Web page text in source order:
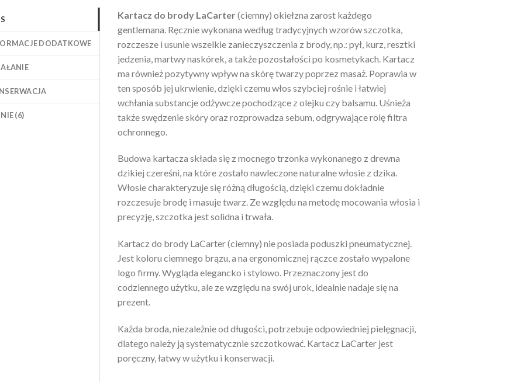
DODATKOWE
(6)
Kartacz do brody LaCarter(ciemny) okiełzna zarost każdego
gentlemana. Ręcznie wykonana według tradycyjnych wzorów szczotka,
rozczesze i usunie wszelkie zanieczyszczenia z brody, np.: pył, kurz, resztki
jedzenia, martwy naskórek, a także pozostałości po kosmetykach. Kartacz
ma również pozytywny wpływ na skórę twarzy poprzez masaż. Poprawia w
ten sposób jej ukrwienie, dzięki czemu włos szybciej rośnie i łatwiej
wchłania substancje odżywcze pochodzące z olejku czy balsamu. Uśnieża
także swędzenie skóry oraz rozprowadza sebum, odgrywające rolę filtra
ochronnego.
Budowa kartacza składa się z mocnego trzonka wykonanego z drewna
dzikiej czereśni, na które zostało nawleczone naturalne włosie z dzika.
Włosie charakteryzuje się różną długością, dzięki czemu dokładnie
rozczesuje brodę i masuje twarz. Ze względu na metodę mocowania włosia i
precyzję, szczotka jest solidna i trwała.
Kartacz do brody LaCarter (ciemny) nie posiada poduszki pneumatycznej.
Jest koloru ciemnego brązu, a na ergonomicznej rączce zostało wypalone
logo firmy. Wygląda elegancko i stylowo. Przeznaczony jest do
codziennego użytku, ale ze względu na swój urok, idealnie nadaje się na
prezent.
Każda broda, niezależnie od długości, potrzebuje odpowiedniej pielęgnacji,
dlatego należy ją systematycznie szczotkować. Kartacz LaCarter jest
poręczny, łatwy w użytku i konserwacji.